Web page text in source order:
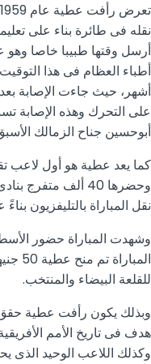
نقله فى طائرة بناء على
أرسل وقتها طبيبا خاصا
أشهر، حيث جاءت الإصابة
على التحرك وهذه الإصابة
أبوحسين جناح الزمالك
كما يعد عطية هو أول لاعب
وحضرها 40 ألف
نقل المباراة بالتليفزيون
وشهدت المباراة حضور
للقلعة البيضاء والمنتخب.
هدف فى تاريخ الأمم
وكذلك اللاعب الوحيد الذى